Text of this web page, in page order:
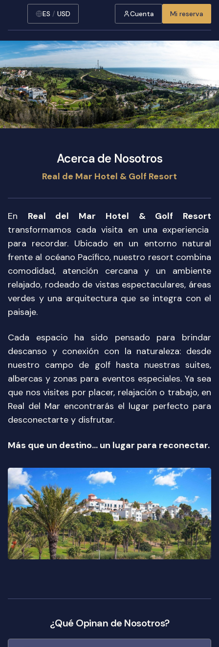
ES / USD Cuenta Mi reserva
Acerca de Nosotros
Real de Mar Hotel & Golf Resort
En Real del Mar Hotel & Golf Resort
transformamos cada visita en una experiencia
para recordar. Ubicado en un entorno natural
frente al océano Pacífico, nuestro resort combina
comodidad, atención cercana y un ambiente
relajado, rodeado de vistas espectaculares, áreas
verdes y una arquitectura que se integra con el
paisaje.
Cada espacio ha sido pensado para brindar
descanso y conexión con la naturaleza: desde
nuestro campo de golf hasta nuestras suites,
albercas y zonas para eventos especiales. Ya sea
que nos visites por placer, relajación o trabajo, en
Real del Mar encontrarás el lugar perfecto para
desconectarte y disfrutar.
Más que un destino... un lugar para reconectar.
¿Qué Opinan de Nosotros?